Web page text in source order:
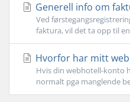
Generell info om
Ved
faktura, vil det ta opp til
Hvorfor har mitt
Hvis din webhotell-konto
normalt pga manglende